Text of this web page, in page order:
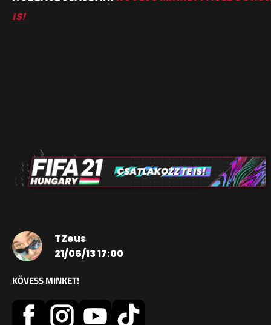
IS!
TZeus
21/06/13 17:00
KÖVESS MINKET!